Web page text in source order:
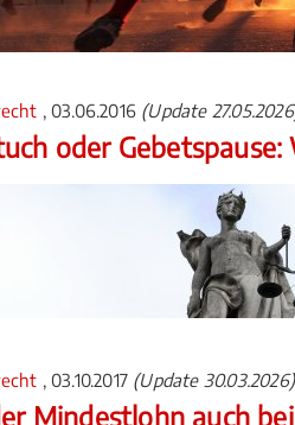
, 03.06.2016 (Update
oder
, 03.10.2017 (Update 30.03.2026)
Mindestlohn auch